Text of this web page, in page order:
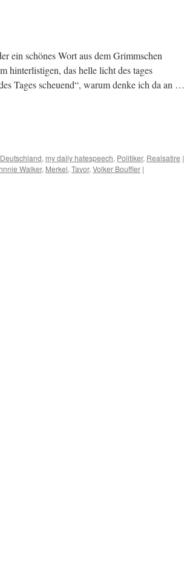
ein schönes Wort aus dem Grimmschen
hinterlistigen, das helle licht des tages
Tages scheuend“, warum denke ich da an …
, my daily hatespeech, Politiker, Realsatire |
Walker, Merkel,Tavor,Volker Bouffier |